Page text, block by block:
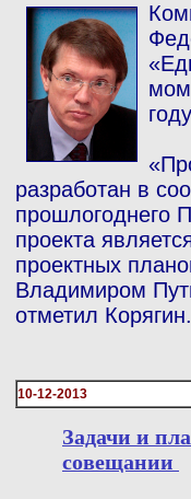
разработан в
прошлогоднего
проекта
проектных
Владимиром
отметил Корягин.
10-12-2013
Задачи и
совещании